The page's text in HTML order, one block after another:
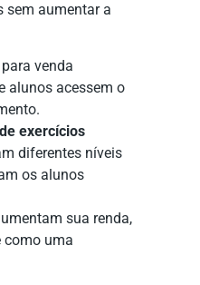
sem aumentar a
para venda
alunos acessem o
exercícios
diferentes níveis
os alunos
sua renda,
como uma